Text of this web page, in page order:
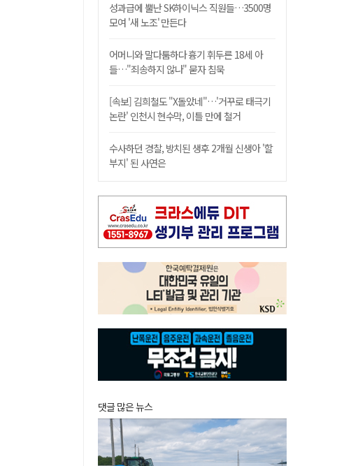
성과급에 뿔난 SK하이닉스 직원들…3500명
모여 '새 노조' 만든다
어머니와 말다툼하다 흉기 휘두른 18세 아
들…"죄송하지 않나" 묻자 침묵
[속보] 김희철도 "X돌았네"…'거꾸로 태극기
논란' 인천시 현수막, 이틀 만에 철거
수사하던 경찰, 방치된 생후 2개월 신생아 '할
부지' 된 사연은
댓글 많은 뉴스